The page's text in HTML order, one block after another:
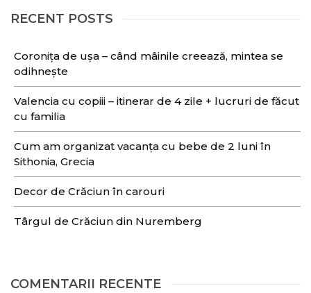
RECENT POSTS
Coronița de ușa – când mâinile creează, mintea se
odihnește
Valencia cu copiii – itinerar de 4 zile + lucruri de făcut
cu familia
Cum am organizat vacanța cu bebe de 2 luni în
Sithonia, Grecia
Decor de Crăciun în carouri
Târgul de Crăciun din Nuremberg
COMENTARII RECENTE